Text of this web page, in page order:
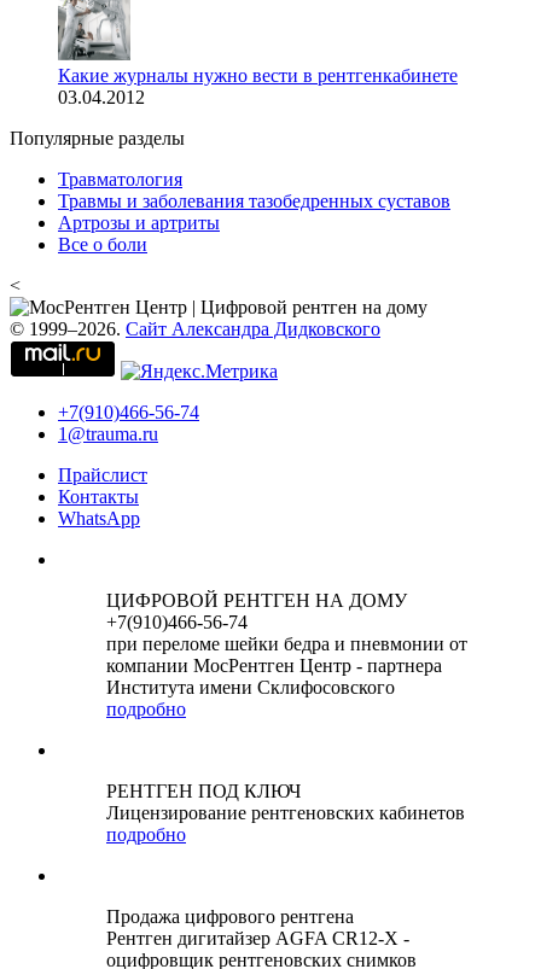
Какие журналы нужно вести в рентгенкабинете
03.04.2012
Популярные разделы
Травматология
Травмы и заболевания тазобедренных суставов
Артрозы и артриты
Все о боли
<
© 1999–2026. Сайт Александра Дидковского
+7(910)466-56-74
1@trauma.ru
Прайслист
Контакты
WhatsApp
ЦИФРОВОЙ РЕНТГЕН НА ДОМУ
+7(910)466-56-74
при переломе шейки бедра и пневмонии от
компании МосРентген Центр - партнера
Института имени Склифосовского
подробно
РЕНТГЕН ПОД КЛЮЧ
Лицензирование рентгеновских кабинетов
подробно
Продажа цифрового рентгена
Рентген дигитайзер AGFA CR12-X -
оцифровщик рентгеновских снимков